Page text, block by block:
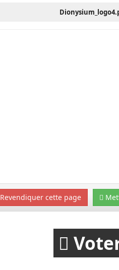
Revendiquer cette page